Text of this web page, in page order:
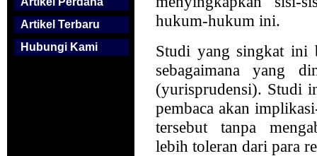
Artikel Terbaru
Hubungi Kami
hukum-hukum ini.
Studi yang singkat ini
sebagaimana yang
(yurisprudensi). Studi
pembaca akan
tersebut tanpa
lebih toleran dari para